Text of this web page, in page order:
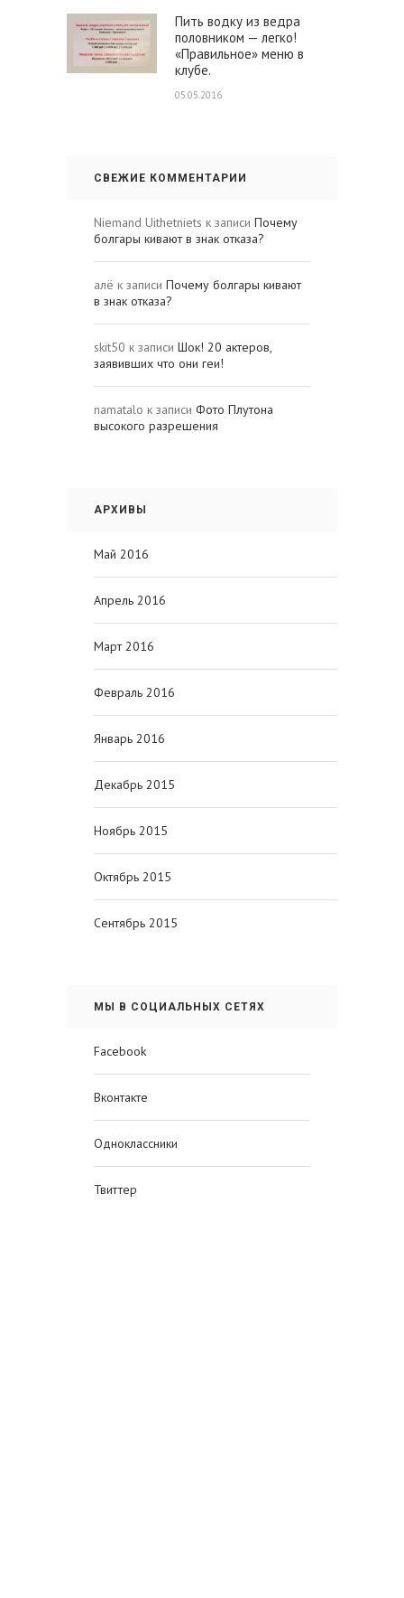
Пить водку из ведра
половником — легко!
«Правильное» меню в
клубе.
05.05.2016
СВЕЖИЕ КОММЕНТАРИИ
Niemand Uithetniets к записи Почему
болгары кивают в знак отказа?
алё к записи Почему болгары кивают
в знак отказа?
skit50 к записи Шок! 20 актеров,
заявивших что они геи!
namatalo к записи Фото Плутона
высокого разрешения
АРХИВЫ
Май 2016
Апрель 2016
Март 2016
Февраль 2016
Январь 2016
Декабрь 2015
Ноябрь 2015
Октябрь 2015
Сентябрь 2015
МЫ В СОЦИАЛЬНЫХ СЕТЯХ
Facebook
Вконтакте
Одноклассники
Твиттер